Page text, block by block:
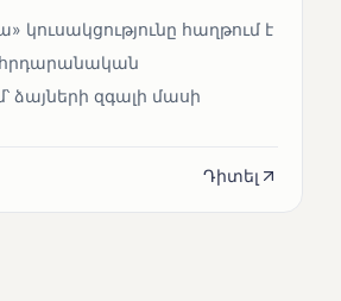
կուսակցությունը հաղթում է
ձայների զգալի մասի
Դիտել